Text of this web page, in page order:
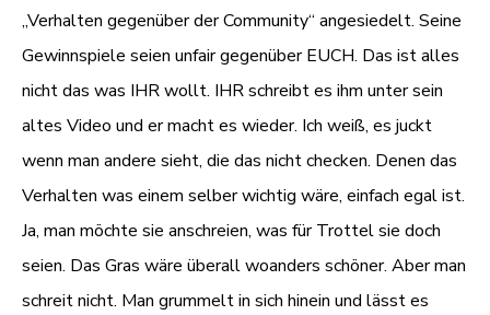
„Verhalten gegenüber der Community“ angesiedelt. Seine
Gewinnspiele seien unfair gegenüber EUCH. Das ist alles
nicht das was IHR wollt. IHR schreibt es ihm unter sein
altes Video und er macht es wieder. Ich weiß, es juckt
wenn man andere sieht, die das nicht checken. Denen das
Verhalten was einem selber wichtig wäre, einfach egal ist.
Ja, man möchte sie anschreien, was für Trottel sie doch
seien. Das Gras wäre überall woanders schöner. Aber man
schreit nicht. Man grummelt in sich hinein und lässt es